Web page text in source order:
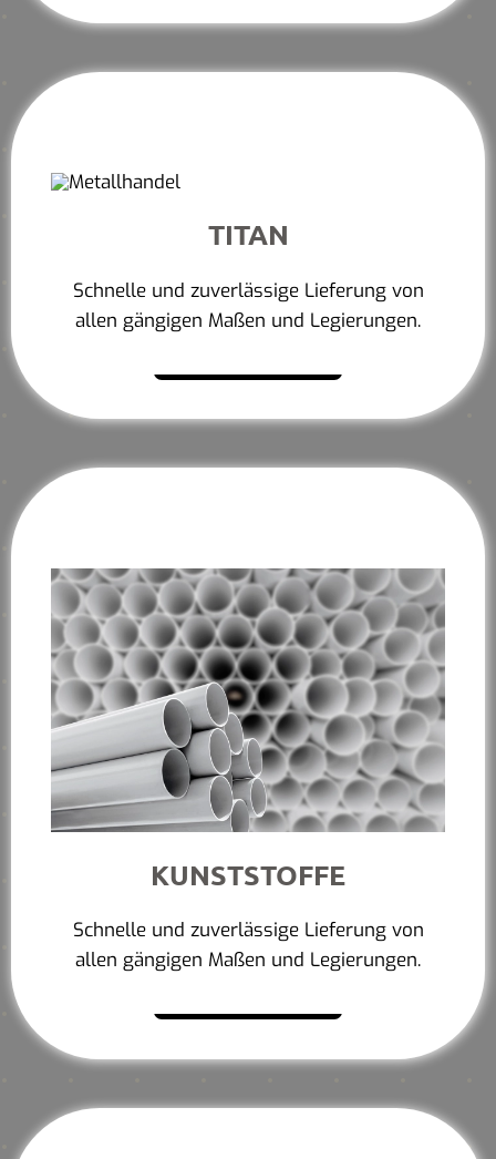
TITAN
Schnelle und zuverlässige Lieferung von
allen gängigen Maßen und Legierungen.
KUNSTSTOFFE
Schnelle und zuverlässige Lieferung von
allen gängigen Maßen und Legierungen.